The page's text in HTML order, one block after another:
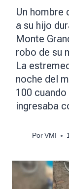
Un hombre
a su hijo
Monte
robo de su
La
noche del
100
ingresaba
Por VMI